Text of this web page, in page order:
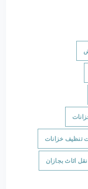
تنظيف خزانات
اثاث بجازان